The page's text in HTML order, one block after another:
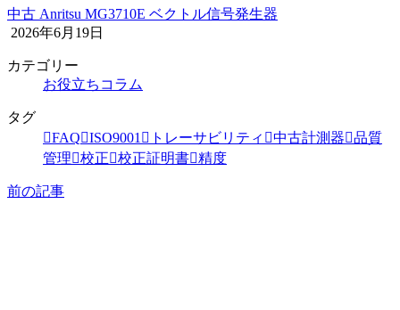
中古 Anritsu MG3710E ベクトル信号発生器
2026年6月19日
カテゴリー
お役立ちコラム
タグ
FAQ
ISO9001 トレーサビリティ 中古計測器
品質
管理
校正 校正証明書 精度
前の記事